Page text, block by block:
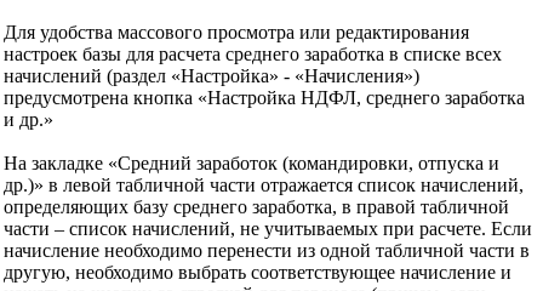
Для удобства массового просмотра или редактирования
настроек базы для расчета среднего заработка в списке всех
начислений (раздел «Настройка» - «Начисления»)
предусмотрена кнопка «Настройка НДФЛ, среднего заработка
и др.»
На закладке «Средний заработок (командировки, отпуска и
др.)» в левой табличной части отражается список начислений,
определяющих базу среднего заработка, в правой табличной
части – список начислений, не учитываемых при расчете. Если
начисление необходимо перенести из одной табличной части в
другую, необходимо выбрать соответствующее начисление и